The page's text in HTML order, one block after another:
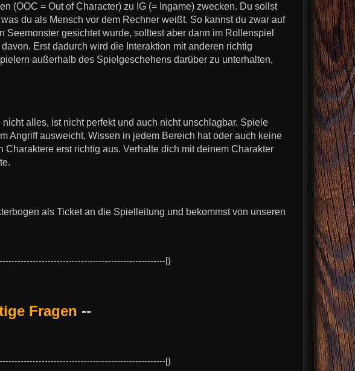
(OOC = Out of Character) zu IG (= Ingame) zwecken. Du sollst
du als Mensch vor dem Rechner weißt. So kannst du zwar auf
gesichtet wurde, solltest aber dann im Rollenspiel
Erst dadurch wird die Interaktion mit anderen richtig
außerhalb des Spielgeschehens darüber zu unterhalten,
alles, ist nicht perfekt und auch nicht unschlagbar. Spiele
Angriff ausweicht, Wissen in jedem Bereich hat oder auch keine
erst richtig aus. Verhalte dich mit deinem Charakter
als Ticket an die Spielleitung und bekommst von unseren
[}
Fragen --
[}